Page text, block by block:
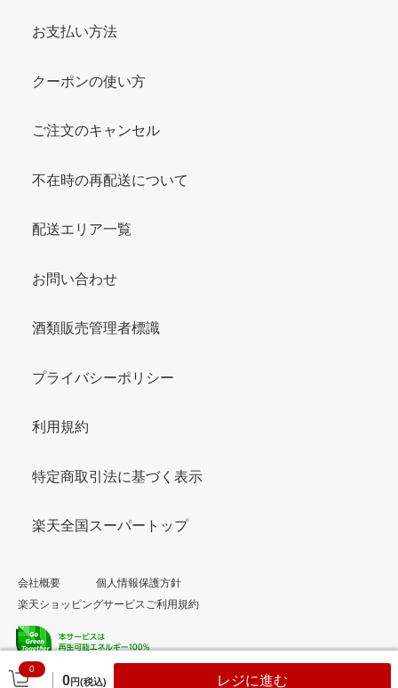
0
0円(税込) レジに進む
お支払い方法
クーポンの使い方
ご注文のキャンセル
不在時の再配送について
配送エリア一覧
お問い合わせ
酒類販売管理者標識
プライバシーポリシー
利用規約
特定商取引法に基づく表示
楽天全国スーパートップ
会社概要
個人情報保護方針
楽天ショッピングサービスご利用規約
© Rakuten Group, Inc.